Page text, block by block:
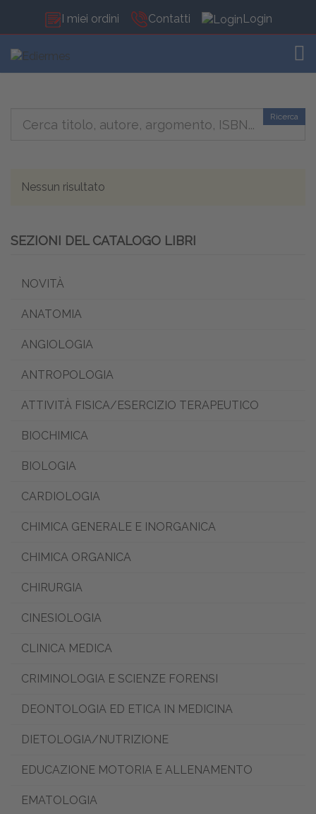
I miei ordini Contatti Login
Ricerca
Nessun risultato
SEZIONI DEL CATALOGO LIBRI
NOVITÀ
ANATOMIA
ANGIOLOGIA
ANTROPOLOGIA
ATTIVITÀ FISICA/ESERCIZIO TERAPEUTICO
BIOCHIMICA
BIOLOGIA
CARDIOLOGIA
CHIMICA GENERALE E INORGANICA
CHIMICA ORGANICA
CHIRURGIA
CINESIOLOGIA
CLINICA MEDICA
CRIMINOLOGIA E SCIENZE FORENSI
DEONTOLOGIA ED ETICA IN MEDICINA
DIETOLOGIA/NUTRIZIONE
EDUCAZIONE MOTORIA E ALLENAMENTO
EMATOLOGIA